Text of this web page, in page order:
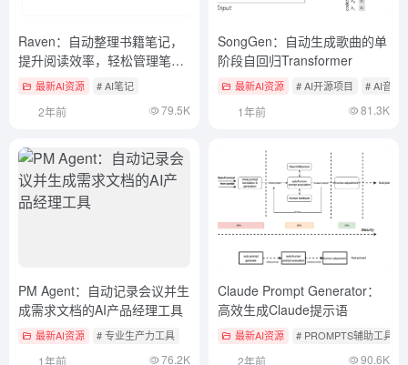
Raven：自动整理书籍笔记，
提升阅读效率，轻松管理笔
记，智能标签分类，快速查找
最新AI资源 # AI笔记
2年前 79.5K
SongGen：自动生成歌曲的单
阶段自回归Transformer
最新AI资源 # AI开源项目 # AI音乐
1年前 81.3K
PM Agent：自动记录会议并生
成需求文档的AI产品经理工具
最新AI资源 # 专业生产力工具
1年前 76.2K
Claude Prompt Generator：
高效生成Claude提示语
最新AI资源 # PROMPTS辅助工具
2年前 90.6K